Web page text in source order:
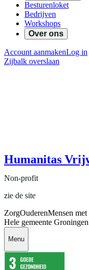
Besturenloket
Bedrijven
Workshops
Over ons
Account aanmakenLog in
Zijbalk overslaan
Humanitas
Non-profit
zie de site
ZorgOuderenMensen
Hele gemeente Groningen
Menu